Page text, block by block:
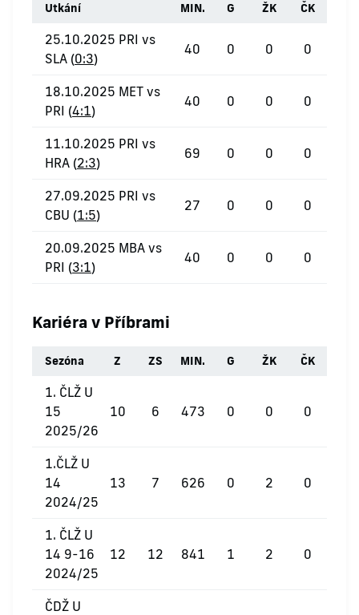
Utkání MIN. G ŽK ČK
25.10.2025 PRI vs
SLA (0:3)
40 0 0 0
18.10.2025 MET vs
PRI (4:1)
40 0 0 0
11.10.2025 PRI vs
HRA (2:3)
69 0 0 0
27.09.2025 PRI vs
CBU (1:5)
27 0 0 0
20.09.2025 MBA vs
PRI (3:1)
40 0 0 0
Kariéra v Příbrami
Sezóna Z ZS MIN. G ŽK ČK
1. ČLŽ U
15
2025/26
10 6 473 0 0 0
1.ČLŽ U
14
2024/25
13 7 626 0 2 0
1. ČLŽ U
14 9-16
2024/25
12 12 841 1 2 0
ČDŽ U